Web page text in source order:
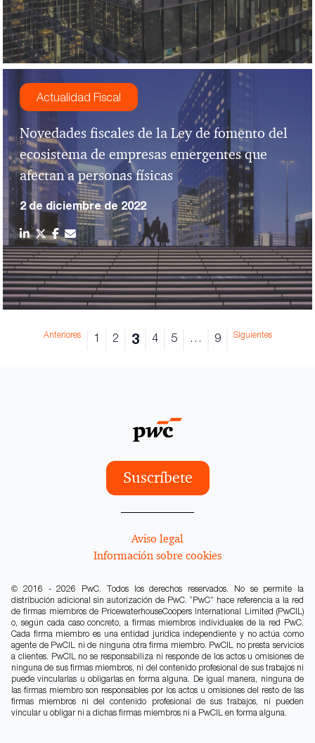
Actualidad Fiscal
Novedades fiscales de la Ley de fomento del
ecosistema de empresas emergentes que
afectan a personas físicas
2 de diciembre de 2022
Anteriores 1 2 3 4 5 … 9 Siguientes
Suscríbete
Aviso legal
Información sobre cookies
© 2016 - 2026 PwC. Todos los derechos reservados. No se permite la
distribución adicional sin autorización de PwC. “PwC” hace referencia a la red
de firmas miembros de PricewaterhouseCoopers International Limited (PwCIL)
o, según cada caso concreto, a firmas miembros individuales de la red PwC.
Cada firma miembro es una entidad jurídica independiente y no actúa como
agente de PwCIL ni de ninguna otra firma miembro. PwCIL no presta servicios
a clientes. PwCIL no se responsabiliza ni responde de los actos u omisiones de
ninguna de sus firmas miembros, ni del contenido profesional de sus trabajos ni
puede vincularlas u obligarlas en forma alguna. De igual manera, ninguna de
las firmas miembro son responsables por los actos u omisiones del resto de las
firmas miembros ni del contenido profesional de sus trabajos, ni pueden
vincular u obligar ni a dichas firmas miembros ni a PwCIL en forma alguna.